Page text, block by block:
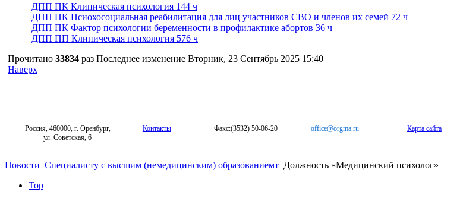
ДПП ПК Клиническая психология 144 ч
ДПП ПК Псиохосоциальная реабилитация для лиц участников СВО и членов их семей 72 ч
ДПП ПК Фактор психологии беременности в профилактике абортов 36 ч
ДПП ПП Клиническая психология 576 ч
Прочитано 33834 раз Последнее изменение Вторник, 23 Сентябрь 2025 15:40
Наверх
Россия, 460000, г. Оренбург,
ул. Советская, 6
Контакты Факс:(3532) 50-06-20 office@orgma.ru Карта сайта
Новости Специалисту с высшим (немедицинским) образованиемт Должность «Медицинский психолог»
Top